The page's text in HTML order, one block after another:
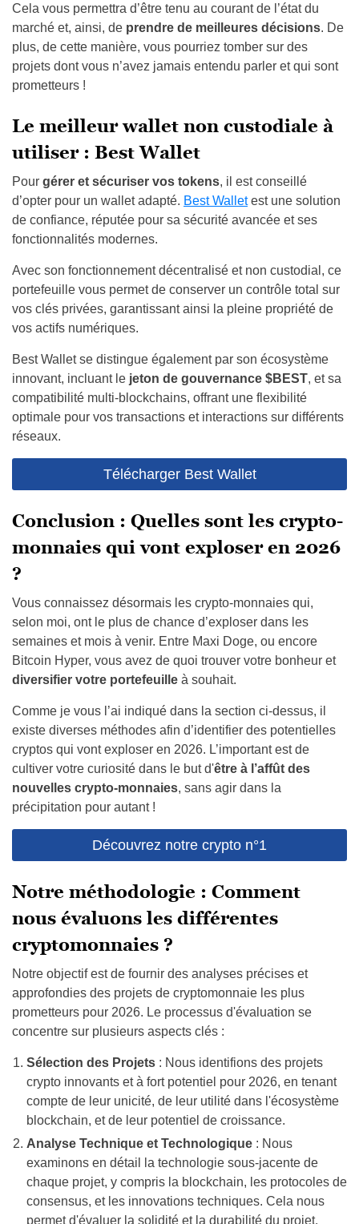
Cela vous permettra d’être tenu au courant de l’état du
marché et, ainsi, de prendre de meilleures décisions. De
plus, de cette manière, vous pourriez tomber sur des
projets dont vous n’avez jamais entendu parler et qui sont
prometteurs !
Le meilleur wallet non custodiale à
utiliser : Best Wallet
Pour gérer et sécuriser vos tokens, il est conseillé
d’opter pour un wallet adapté. Best Walletest une solution
de confiance, réputée pour sa sécurité avancée et ses
fonctionnalités modernes.
Avec son fonctionnement décentralisé et non custodial, ce
portefeuille vous permet de conserver un contrôle total sur
vos clés privées, garantissant ainsi la pleine propriété de
vos actifs numériques.
Best Wallet se distingue également par son écosystème
innovant, incluant le jeton de gouvernance $BEST, et sa
compatibilité multi-blockchains, offrant une flexibilité
optimale pour vos transactions et interactions sur différents
réseaux.
Télécharger Best Wallet
Conclusion : Quelles sont les crypto-
monnaies qui vont exploser en 2026
?
Vous connaissez désormais les crypto-monnaies qui,
selon moi, ont le plus de chance d’exploser dans les
semaines et mois à venir. Entre Maxi Doge, ou encore
Bitcoin Hyper, vous avez de quoi trouver votre bonheur et
diversifier votre portefeuille à souhait.
Comme je vous l’ai indiqué dans la section ci-dessus, il
existe diverses méthodes afin d’identifier des potentielles
cryptos qui vont exploser en 2026. L’important est de
cultiver votre curiosité dans le but d'être à l’affût des
nouvelles crypto-monnaies, sans agir dans la
précipitation pour autant !
Découvrez notre crypto n°1
Notre méthodologie : Comment
nous évaluons les différentes
cryptomonnaies ?
Notre objectif est de fournir des analyses précises et
approfondies des projets de cryptomonnaie les plus
prometteurs pour 2026. Le processus d'évaluation se
concentre sur plusieurs aspects clés :
Sélection des Projets : Nous identifions des projets
crypto innovants et à fort potentiel pour 2026, en tenant
compte de leur unicité, de leur utilité dans l'écosystème
blockchain, et de leur potentiel de croissance.
Analyse Technique et Technologique : Nous
examinons en détail la technologie sous-jacente de
chaque projet, y compris la blockchain, les protocoles de
consensus, et les innovations techniques. Cela nous
permet d'évaluer la solidité et la durabilité du projet.